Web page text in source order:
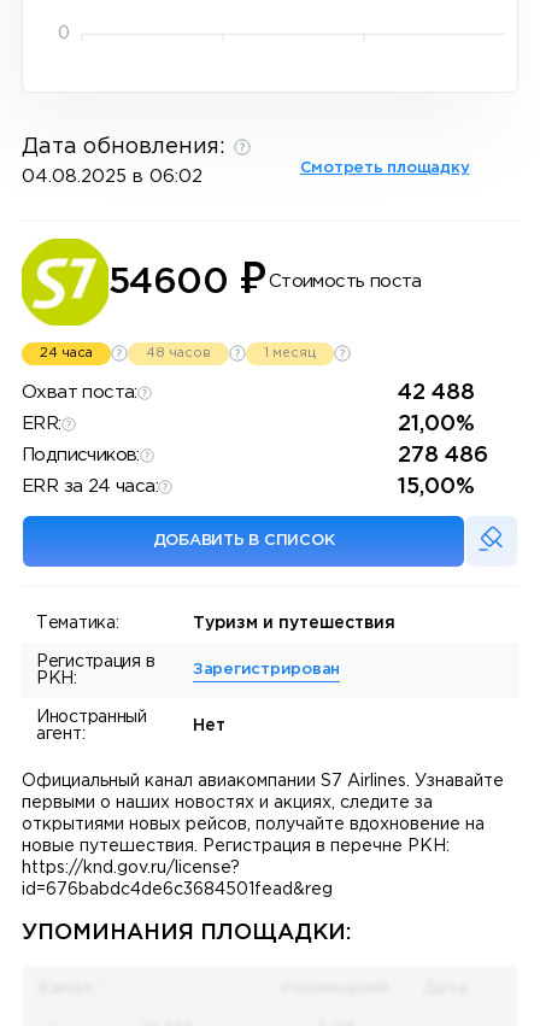
0
Дата обновления:
04.08.2025 в 06:02 Смотреть площадку
54600 ₽ Стоимость поста
24 часа 48 часов 1 месяц
Охват поста: 42 488
ERR: 21,00%
Подписчиков: 278 486
ERR за 24 часа: 15,00%
ДОБАВИТЬ В СПИСОК
Тематика: Туризм и путешествия
Регистрация в
РКН:
Зарегистрирован
Иностранный
агент:
Нет
Официальный канал авиакомпании S7 Airlines. Узнавайте
первыми о наших новостях и акциях, следите за
открытиями новых рейсов, получайте вдохновение на
новые путешествия. Регистрация в перечне РКН:
https://knd.gov.ru/license?
id=676babdc4de6c3684501fead&reg
УПОМИНАНИЯ ПЛОЩАДКИ: